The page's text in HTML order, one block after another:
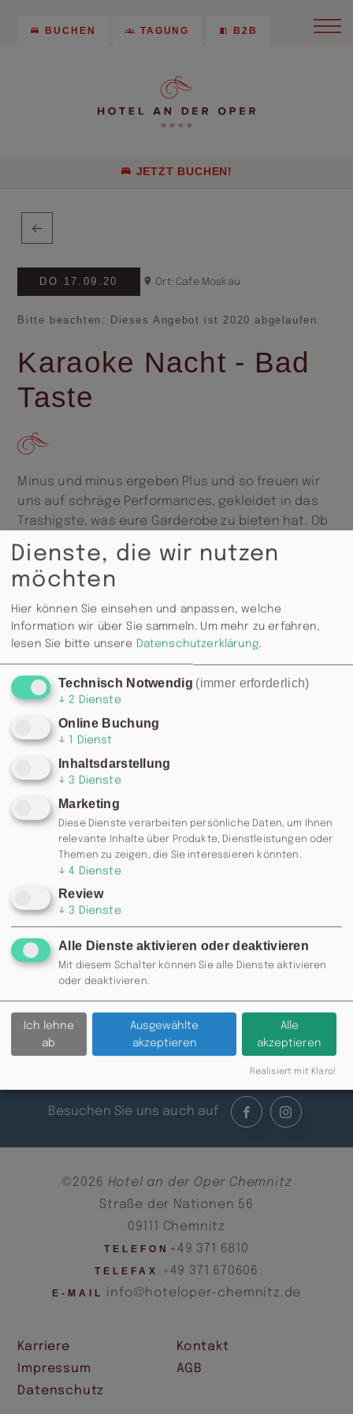
BUCHEN TAGUNG B2B
JETZT BUCHEN!
DO 17.09.20 Ort: Cafe Moskau
Bitte beachten: Dieses Angebot ist 2020 abgelaufen.
Karaoke Nacht - Bad
Taste
Minus und minus ergeben Plus und so freuen wir
uns auf schräge Performances, gekleidet in das
Trashigste, was eure Garderobe zu bieten hat. Ob
da ein Shot-Special ausreicht?
RESERVIERUNG: 0371 / 355 985
77 ODER
Besuchen Sie uns auch auf
©2026 Hotel an der Oper Chemnitz
Straße der Nationen 56
09111 Chemnitz
TELEFON +49 371 6810
TELEFAX +49 371 670606
E-MAIL info@hoteloper-chemnitz.de
Karriere
Kontakt
Impressum
AGB
Datenschutz
Dienste, die wir nutzen
möchten
Hier können Sie einsehen und anpassen, welche
Information wir über Sie sammeln. Um mehr zu erfahren,
lesen Sie bitte unsere Datenschutzerklärung.
Technisch Notwendig (immer erforderlich)
↓ 2 Dienste
Online Buchung
↓ 1 Dienst
Inhaltsdarstellung
↓ 3 Dienste
Marketing
Diese Dienste verarbeiten persönliche Daten, um Ihnen
relevante Inhalte über Produkte, Dienstleistungen oder
Themen zu zeigen, die Sie interessieren könnten.
↓ 4 Dienste
Review
↓ 3 Dienste
Alle Dienste aktivieren oder deaktivieren
Mit diesem Schalter können Sie alle Dienste aktivieren
oder deaktivieren.
Ich lehne
ab
Ausgewählte
akzeptieren
Alle
akzeptieren
Realisiert mit Klaro!